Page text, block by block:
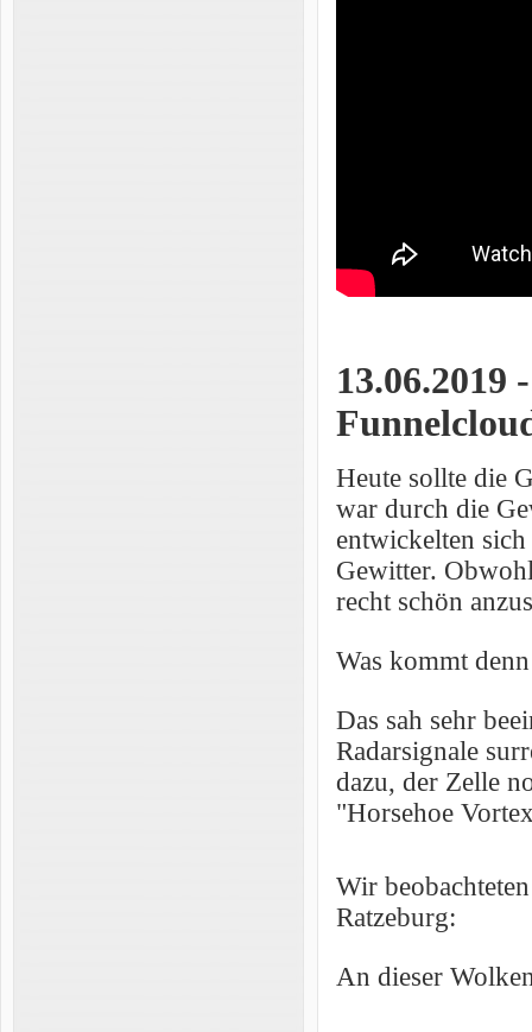
Heute sollte die
war durch die
entwickelten
Gewitter.
recht schön
Was kommt
Das sah sehr
Radarsignale
dazu, der Zelle
"Horsehoe
Wir
Ratzeburg:
An dieser